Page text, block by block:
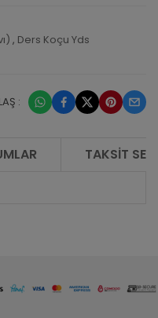
, Ders Koçu Yds
:
TAKSIT